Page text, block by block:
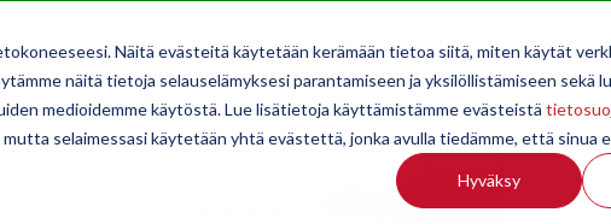
Näitä evästeitä käytetään kerämään tietoa siitä, miten käytät
näitä tietoja selauselämyksesi parantamiseen ja yksilöllistämiseen sekä
medioidemme käytöstä. Lue lisätietoja käyttämistämme evästeistä
selaimessasi käytetään yhtä evästettä, jonka avulla tiedämme, että sinua
Hyväksy
AJANKOHTAISTA OPPILAITOKSILLE JÄSENYYS